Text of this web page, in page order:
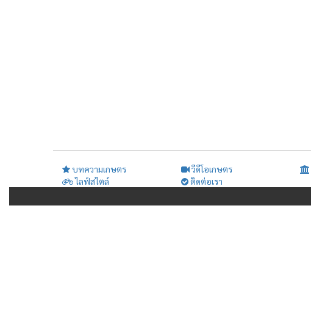
บทความเกษตร วีดีโอเกษตร
ไลฟ์สไตล์
ติดต่อเรา